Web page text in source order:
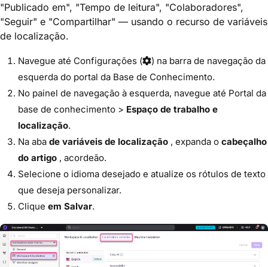
"Publicado em", "Tempo de leitura", "Colaboradores",
"Seguir" e "Compartilhar" — usando o recurso de variáveis
de localização.
Navegue até Configurações (
) na barra de navegação da
esquerda do portal da Base de Conhecimento.
No painel de navegação à esquerda, navegue até Portal da
base de conhecimento > Espaço de trabalho e
localização.
Na aba de variáveis de localização , expanda o cabeçalho
do artigo , acordeão.
Selecione o idioma desejado e atualize os rótulos de texto
que deseja personalizar.
Clique em Salvar.